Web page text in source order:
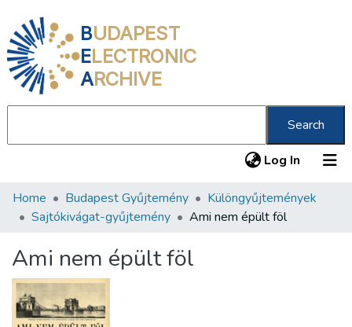
BUDAPEST
ELECTRONIC
ARCHIVE
Search
Log In (current)
Communities & Collections
Statistics
About us
Home Budapest Gyűjtemény
Különgyűjtemények
Sajtókivágat-gyűjtemény
Ami nem épült föl
Ami nem épült föl